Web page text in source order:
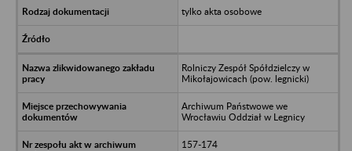
tylko akta osobowe
Rolniczy Zespół Spółdzielczy w
Mikołajowicach (pow. legnicki)
Archiwum Państwowe we
Wrocławiu Oddział w Legnicy
157-174